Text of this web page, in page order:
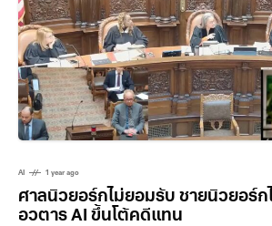
แสดงตัวตนทางดิจิทัลที่สมจริงของบุคค
เดนมาร์กมีสิทธิ์ควบคุมลิขสิทธิ์รูปภาพ ห
ของตนเอง การคุ้มครองนี้เปิดให้ชาวเด
เรียกร้องให้แพลตฟอร์มออนไลน์ ลบข้อ
การปรับแต่งทางดิจิทัลอื่นๆ ที่แชร์โดยไ
ยินยอม นอกจากนั้นกฎหมายใหม่นี้ยังไ
ยินยอม การแก้ไขกฎหมายที่นี้ยังกำหนด
มหาศาล”
AI 1 year ago
ศาลนิวยอร์กไม่ยอมรับ ชายนิวยอร์ก
อวตาร AI ขึ้นโต้คดีแทน